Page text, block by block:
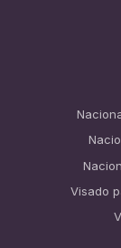
Visado